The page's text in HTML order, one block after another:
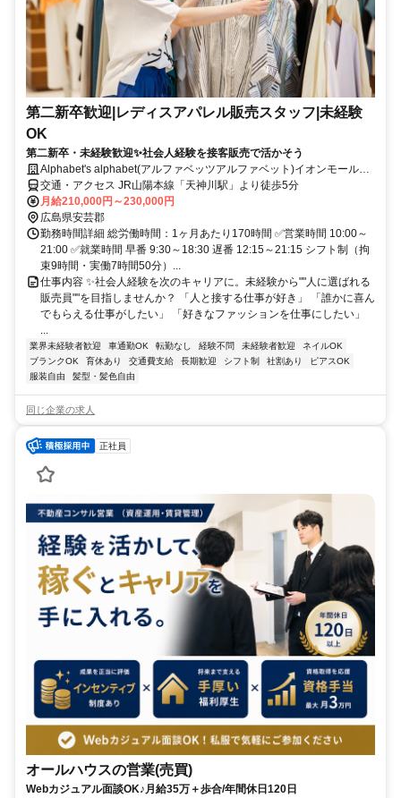
第二新卒歓迎|レディスアパレル販売スタッフ|未経験
OK
第二新卒・未経験歓迎✨社会人経験を接客販売で活かそう
Alphabet's alphabet(アルファベッツアルファベット)イオンモール広
島府中(株式会社アルファベットパステル)
交通・アクセス JR山陽本線「天神川駅」より徒歩5分
月給210,000円～230,000円
広島県安芸郡
勤務時間詳細 総労働時間：1ヶ月あたり170時間 ✅営業時間 10:00～
21:00 ✅就業時間 早番 9:30～18:30 遅番 12:15～21:15 シフト制（拘
束9時間・実働7時間50分）...
仕事内容 ✨社会人経験を次のキャリアに。未経験から""人に選ばれる
販売員""を目指しませんか？ 「人と接する仕事が好き」 「誰かに喜ん
でもらえる仕事がしたい」 「好きなファッションを仕事にしたい」
業界未経験者歓迎 車通勤OK 転勤なし 経験不問 未経験者歓迎
ネイルOK
ブランクOK
育休あり 交通費支給 長期歓迎 シフト制 社割あり
ピアスOK
服装自由
髪型・髪色自由
同じ企業の求人
正社員
オールハウスの営業(売買)
Webカジュアル面談OK♪月給35万＋歩合/年間休日120日